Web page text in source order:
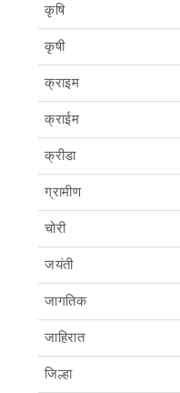
कृषि
कृषी
क्राइम
क्राईम
क्रीडा
ग्रामीण
चोरी
जयंती
जागतिक
जाहिरात
जिल्हा